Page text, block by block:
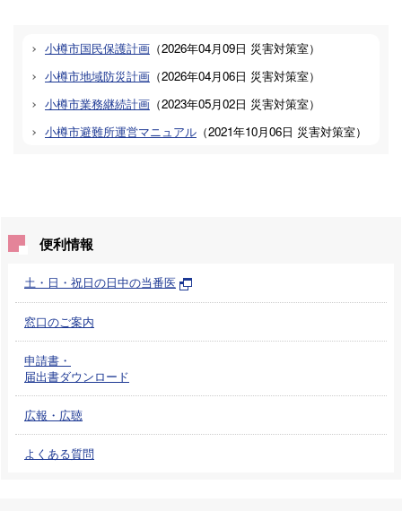
小樽市国民保護計画 （2026年04月09日 災害対策室）
小樽市地域防災計画 （2026年04月06日 災害対策室）
小樽市業務継続計画 （2023年05月02日 災害対策室）
小樽市避難所運営マニュアル （2021年10月06日 災害対策室）
便利情報
土・日・祝日の日中の当番医
窓口のご案内
申請書・
届出書ダウンロード
広報・広聴
よくある質問